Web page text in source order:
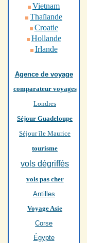
Vietnam
Thaïlande
Croatie
Hollande
Irlande
Agence de voyage
comparateur voyages
Londres
Séjour Guadeloupe
Séjour île Maurice
tourisme
vols dégriffés
vols pas cher
Antilles
Voyage Asie
Corse
Égypte